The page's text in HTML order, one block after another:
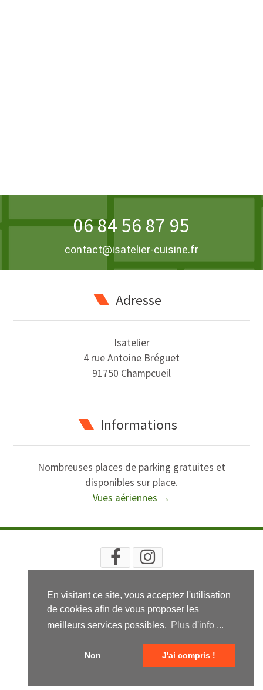
En visitant ce site, vous acceptez l'utilisation
de cookies afin de vous proposer les
meilleurs services possibles.
Plus d'info ...
Non J'ai compris !
06 84 56 87 95
contact@isatelier-cuisine.fr
Adresse
Isatelier
4 rue Antoine Bréguet
91750 Champcueil
Informations
Nombreuses places de parking gratuites et
disponibles sur place.
Vues aériennes →
© 2020 - 2024 Isabelle Pascal - Isatelier